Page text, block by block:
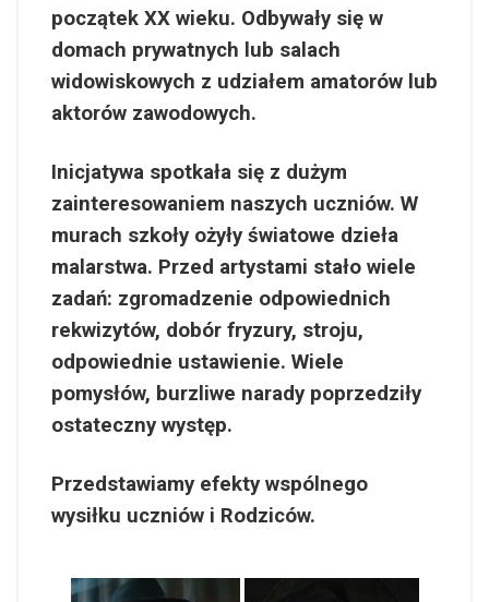
początek XX wieku. Odbywały się w
domach prywatnych lub salach
widowiskowych z udziałem amatorów lub
aktorów zawodowych.
Inicjatywa spotkała się z dużym
zainteresowaniem naszych uczniów. W
murach szkoły ożyły światowe dzieła
malarstwa. Przed artystami stało wiele
zadań: zgromadzenie odpowiednich
rekwizytów, dobór fryzury, stroju,
odpowiednie ustawienie. Wiele
pomysłów, burzliwe narady poprzedziły
ostateczny występ.
Przedstawiamy efekty wspólnego
wysiłku uczniów i Rodziców.